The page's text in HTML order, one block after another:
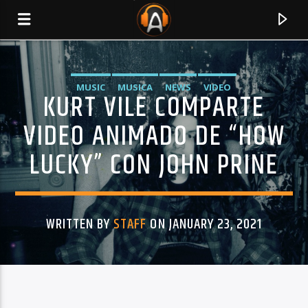
CURRENT TRACK
MUSIC MUSICA NEWS VIDEO
KURT VILE COMPARTE
VIDEO ANIMADO DE “HOW
LUCKY” CON JOHN PRINE
WRITTEN BYSTAFFON JANUARY 23, 2021